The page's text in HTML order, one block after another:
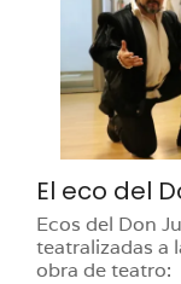
El eco del
Ecos del Don
teatralizadas a
obra de teatro: